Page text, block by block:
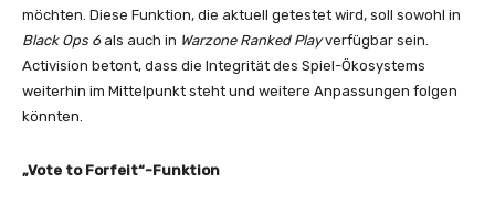
möchten. Diese Funktion, die aktuell getestet wird, soll sowohl in
Black Ops 6als auch in Warzone Ranked Playverfügbar sein.
Activision betont, dass die Integrität des Spiel-Ökosystems
weiterhin im Mittelpunkt steht und weitere Anpassungen folgen
könnten.
„Vote to Forfeit“-Funktion